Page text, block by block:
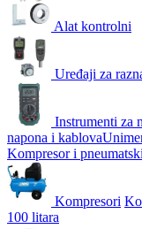
Alat kontrolni
Uređaji za
Instrumenti za
napona i kablova
Kompresor i
Kompresori
100 litara